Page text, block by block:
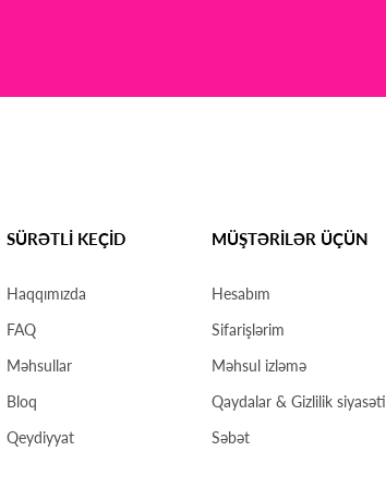
SÜRƏTLİ KEÇİD
Haqqımızda
FAQ
Məhsullar
Bloq
Qeydiyyat
MÜŞTƏRİLƏR ÜÇÜN
Hesabım
Sifarişlərim
Məhsul izləmə
Qaydalar & Gizlilik siyasəti
Səbət